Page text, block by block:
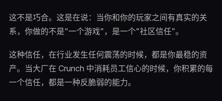
这不是巧合。这是在说：当你和你的玩家之间有真实的关
系，你做的不是"一个游戏"，是一个"社区信任"。
这种信任，在行业发生任何震荡的时候，都是你最稳的资
产。当大厂在 Crunch 中消耗员工信心的时候，你积累的每
一个信任，都是一种反脆弱的能力。